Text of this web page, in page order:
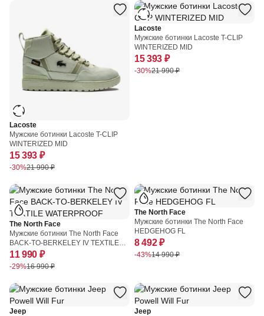
Lacoste
Мужские ботинки Lacoste T-CLIP
WINTERIZED MID
15 393 ₽
-30%21 990 ₽
Lacoste
Мужские ботинки Lacoste T-CLIP
WINTERIZED MID
15 393 ₽
-30%21 990 ₽
The North Face
Мужские ботинки The North Face
BACK-TO-BERKELEY IV TEXTILE
WATERPROOF
11 990 ₽
-29%16 990 ₽
The North Face
Мужские ботинки The North Face
HEDGEHOG FL
8 492 ₽
-43%14 990 ₽
Jeep
Jeep